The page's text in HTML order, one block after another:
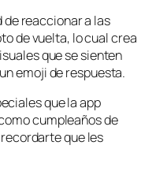
de reaccionar a las
de vuelta, lo cual crea
que se sienten
emoji de respuesta.
que la app
cumpleaños de
que les